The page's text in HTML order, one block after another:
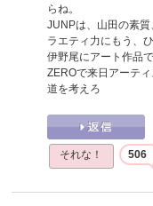
らね。
JUNPは、山田の素
ラエティ力にもう、
伊野尾にアート作品
ZEROで来日アーテ
道を考えろ
それな！ 506